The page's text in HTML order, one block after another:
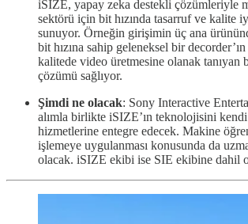
iSIZE, yapay zeka destekli çözümleriyle
sektörü için bit hızında tasarruf ve kalite
sunuyor. Örneğin girişimin üç ana
bit hızına sahip geleneksel bir
kalitede video üretmesine olanak tanıyan
çözümü sağlıyor.
Şimdi ne olacak: Sony Interactive
alımla birlikte iSIZE’ın teknolojisini
hizmetlerine entegre edecek. Makine
işlemeye uygulanması konusunda da
olacak. iSIZE ekibi ise SIE ekibine dahil